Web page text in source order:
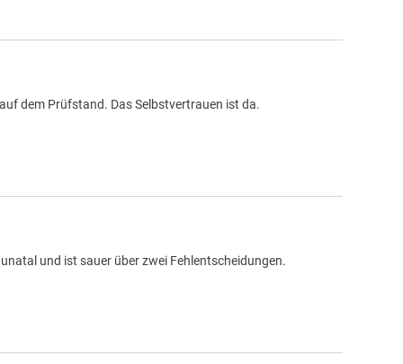
dem Prüfstand. Das Selbstvertrauen ist da.
und ist sauer über zwei Fehlentscheidungen.